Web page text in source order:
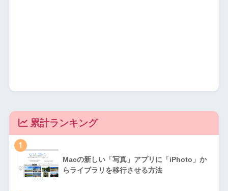
累計ランキング
1
Macの新しい「写真」アプリに「iPhoto」か
らライブラリを移行させる方法